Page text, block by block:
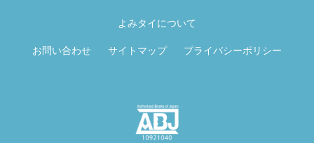
よみタイについて
お問い合わせ サイトマップ プライバシーポリシー